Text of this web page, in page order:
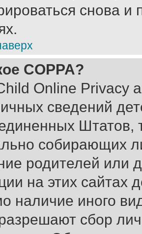
снова и
COPPA?
Online Privacy
сведений
Штатов,
собирающих
родителей или
на этих сайтах
наличие иного
сбор